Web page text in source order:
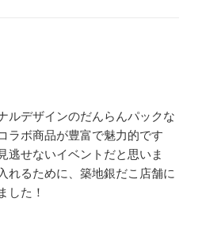
ルデザインのだんらんパックな
ラボ商品が豊富で魅力的です
逃せないイベントだと思いま
れるために、築地銀だこ店舗に
した！